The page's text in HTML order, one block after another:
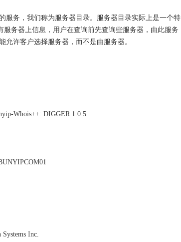
服务，我们称为服务器目录。服务器目录实际上是一个特
服务器上信息，用户在查询前先查询些服务器，由此服务
许客户选择服务器，而不是由服务器。
Whois++: DIGGER 1.0.5
Inc.